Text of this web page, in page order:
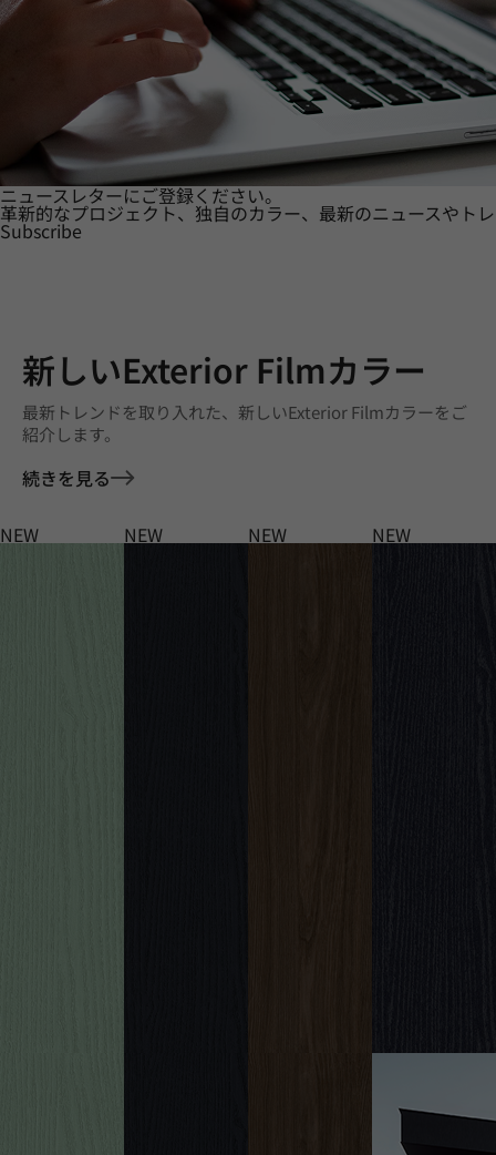
ニュースレターにご登録ください。
革新的なプロジェクト、独自のカラー、最新のニュースやト
Subscribe
新しいExterior Filmカラー
最新トレンドを取り入れた、新しいExterior Filmカラーをご
紹介します。
続きを見る
NEW NEW NEW NEW